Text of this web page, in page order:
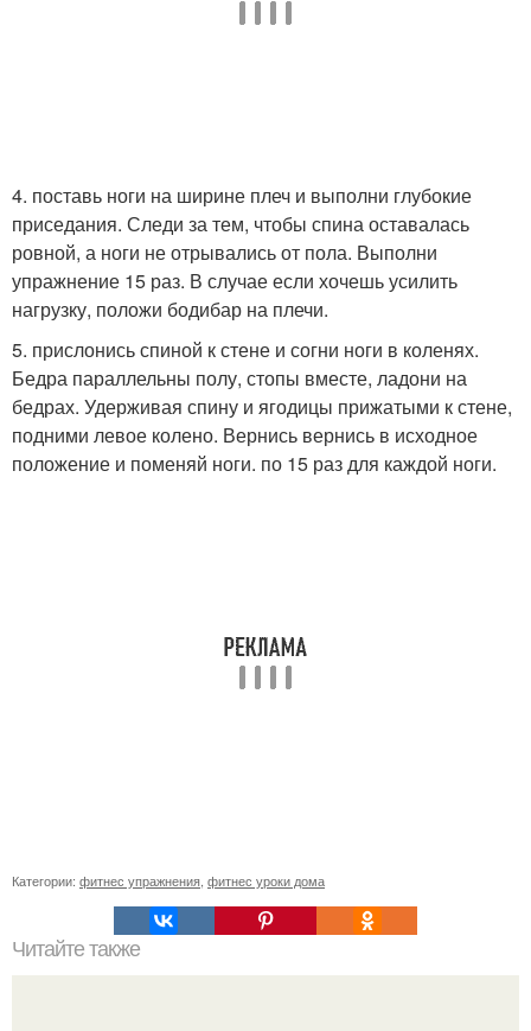
4. поставь ноги на ширине плеч и выполни глубокие
приседания. Следи за тем, чтобы спина оставалась
ровной, а ноги не отрывались от пола. Выполни
упражнение 15 раз. В случае если хочешь усилить
нагрузку, положи бодибар на плечи.
5. прислонись спиной к стене и согни ноги в коленях.
Бедра параллельны полу, стопы вместе, ладони на
бедрах. Удерживая спину и ягодицы прижатыми к стене,
подними левое колено. Вернись вернись в исходное
положение и поменяй ноги. по 15 раз для каждой ноги.
Категории: фитнес упражнения фитнес уроки дома
Читайте также